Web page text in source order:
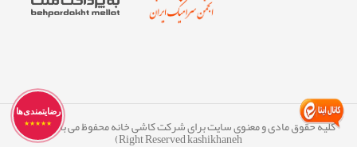
کلیه حقوق مادی و معنوی سایت برای شرکت کاشی خانه محفوظ می ‏باشد. (All
Right Reserved kashikhaneh)
رضایتمندی‌ها
★★★★★